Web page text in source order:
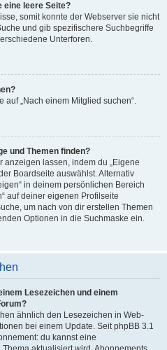
eine leere Seite?
somit konnte der Webserver sie nicht
und gib spezifischere Suchbegriffe
Unterforen.
auf „Nach einem Mitglied suchen“.
und Themen finden?
lassen, indem du „Eigene
Boardseite auswählst. Alternativ
in deinem persönlichen Bereich
auf deiner eigenen Profilseite
um nach von dir erstellen Themen
Optionen in die Suchmaske ein.
Lesezeichen und einem
ähnlich den Lesezeichen in Web-
bei einem Update. Seit phpBB 3.1
du kannst eine